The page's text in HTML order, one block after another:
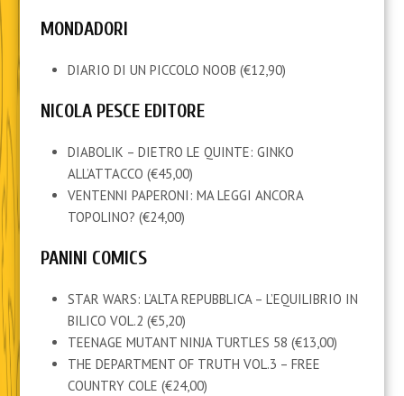
MONDADORI
DIARIO DI UN PICCOLO NOOB (€12,90)
NICOLA PESCE EDITORE
DIABOLIK – DIETRO LE QUINTE: GINKO
ALL’ATTACCO (€45,00)
VENTENNI PAPERONI: MA LEGGI ANCORA
TOPOLINO? (€24,00)
PANINI COMICS
STAR WARS: L’ALTA REPUBBLICA – L’EQUILIBRIO IN
BILICO VOL.2 (€5,20)
TEENAGE MUTANT NINJA TURTLES 58 (€13,00)
THE DEPARTMENT OF TRUTH VOL.3 – FREE
COUNTRY COLE (€24,00)